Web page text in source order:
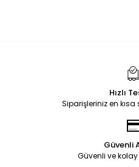
Hızlı
Siparişleriniz en kısa
Güvenli
Güvenli ve